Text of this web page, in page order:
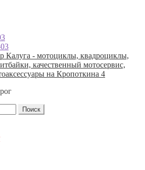
Калуга - мотоциклы, квадроциклы,
качественный мотосервис,
на Кропоткина 4
Поиск